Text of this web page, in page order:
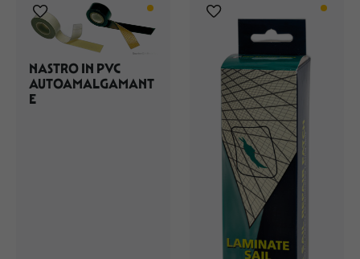
NASTRO IN PVC
AUTOAMALGAMANT
E